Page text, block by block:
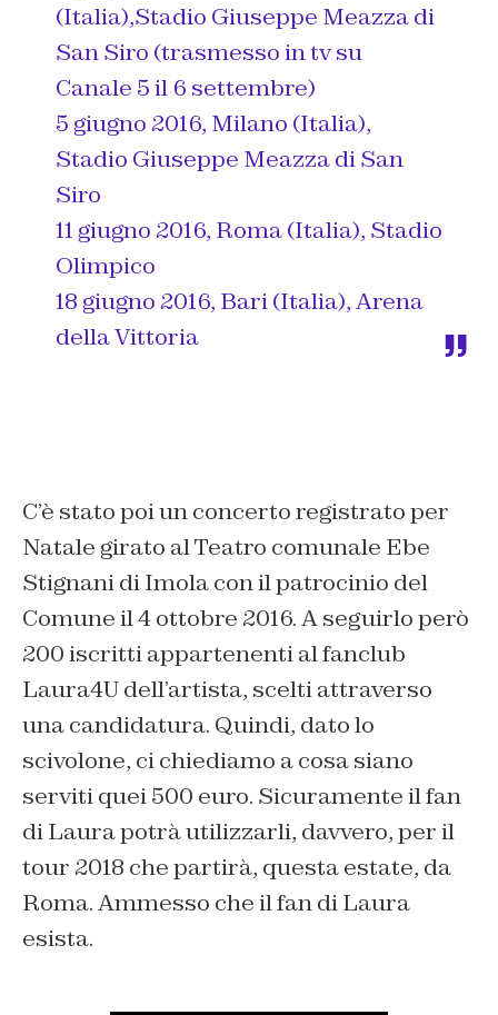
(Italia),Stadio Giuseppe Meazza di
San Siro (trasmesso in tv su
Canale 5 il 6 settembre)
5 giugno 2016, Milano (Italia),
Stadio Giuseppe Meazza di San
Siro
11 giugno 2016, Roma (Italia), Stadio
Olimpico
18 giugno 2016, Bari (Italia), Arena
della Vittoria
C’è stato poi un concerto registrato per
Natale girato al Teatro comunale Ebe
Stignani di Imola con il patrocinio del
Comune il 4 ottobre 2016. A seguirlo però
200 iscritti appartenenti al fanclub
Laura4U dell’artista, scelti attraverso
una candidatura. Quindi, dato lo
scivolone, ci chiediamo a cosa siano
serviti quei 500 euro. Sicuramente il fan
di Laura potrà utilizzarli, davvero, per il
tour 2018 che partirà, questa estate, da
Roma. Ammesso che il fan di Laura
esista.